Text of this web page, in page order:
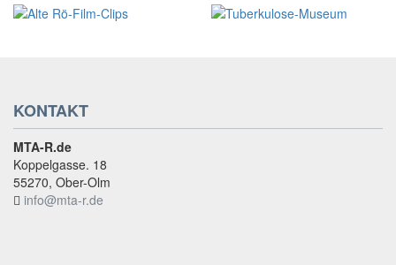
KONTAKT
MTA-R.de
Koppelgasse. 18
55270, Ober-Olm
info@mta-r.de